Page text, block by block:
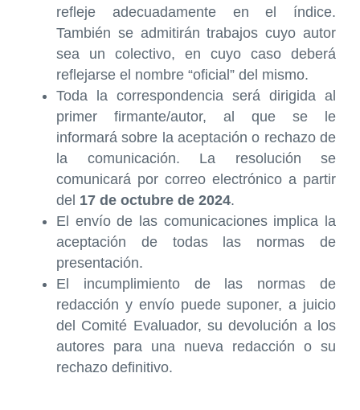
refleje adecuadamente en el índice.
También se admitirán trabajos cuyo autor
sea un colectivo, en cuyo caso deberá
reflejarse el nombre “oficial” del mismo.
Toda la correspondencia será dirigida al
primer firmante/autor, al que se le
informará sobre la aceptación o rechazo de
la comunicación. La resolución se
comunicará por correo electrónico a partir
del 17 de octubre de 2024.
El envío de las comunicaciones implica la
aceptación de todas las normas de
presentación.
El incumplimiento de las normas de
redacción y envío puede suponer, a juicio
del Comité Evaluador, su devolución a los
autores para una nueva redacción o su
rechazo definitivo.